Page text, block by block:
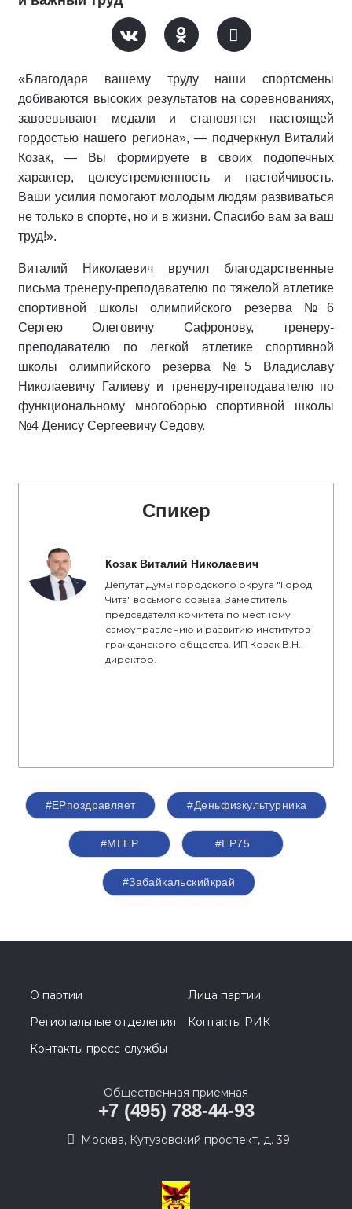
«Благодаря вашему труду наши спортсмены
добиваются высоких результатов на соревнованиях,
завоевывают медали и становятся настоящей
гордостью нашего региона», — подчеркнул Виталий
Козак, — Вы формируете в своих подопечных
характер, целеустремленность и настойчивость.
Ваши усилия помогают молодым людям развиваться
не только в спорте, но и в жизни. Спасибо вам за ваш
труд!».
Виталий Николаевич вручил благодарственные
письма тренеру-преподавателю по тяжелой атлетике
спортивной школы олимпийского резерва №6
Сергею Олеговичу Сафронову, тренеру-
преподавателю по легкой атлетике спортивной
школы олимпийского резерва №5 Владиславу
Николаевичу Галиеву и тренеру-преподавателю по
функциональному многоборью спортивной школы
№4 Денису Сергеевичу Седову.
Спикер
Козак Виталий Николаевич
Депутат Думы городского округа "Город
Чита" восьмого созыва, Заместитель
председателя комитета по местному
самоуправлению и развитию институтов
гражданского общества. ИП Козак В.Н.,
директор.
#ЕРпоздравляет #Деньфизкультурника
#‎МГЕР‬ #ЕР75
#Забайкальскийкрай
О партии
Лица партии
Региональные отделения
Контакты РИК
Контакты пресс-службы
Общественная приемная
+7 (495) 788-44-93
Москва, Кутузовский проспект, д. 39